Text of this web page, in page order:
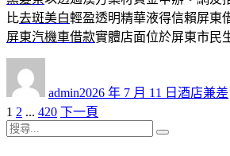
比去斑美白輕盈透明精華液得信賴屏東
屏東汽機車借款實體店面位於屏東市民
admin佈
日
期:
2026 年 7 月 11 日 類
酒店兼差
文
章
頁
次
1 頁
次
2 ... 頁
次
420 下一頁
搜